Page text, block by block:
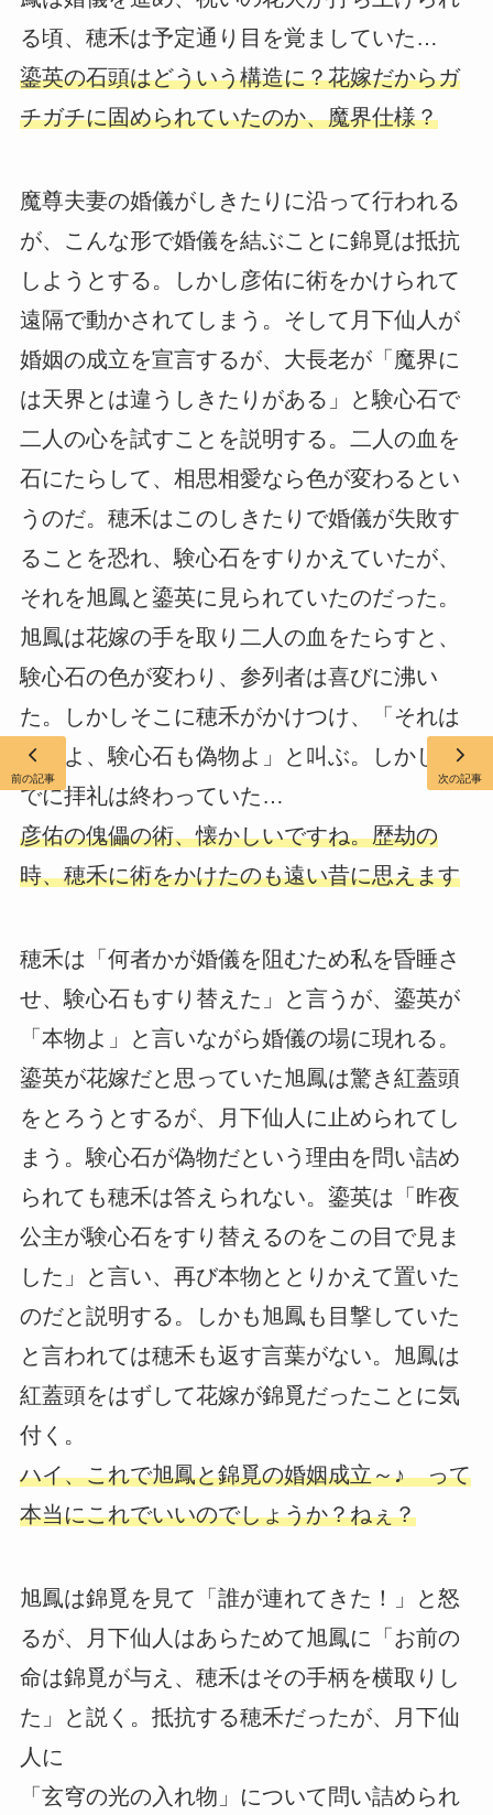
る頃、穂禾は予定通り目を覚ましていた…
鎏英の石頭はどういう構造に？花嫁だからガ
チガチに固められていたのか、魔界仕様？
魔尊夫妻の婚儀がしきたりに沿って行われる
が、こんな形で婚儀を結ぶことに錦覓は抵抗
しようとする。しかし彦佑に術をかけられて
遠隔で動かされてしまう。そして月下仙人が
婚姻の成立を宣言するが、大長老が「魔界に
は天界とは違うしきたりがある」と験心石で
二人の心を試すことを説明する。二人の血を
石にたらして、相思相愛なら色が変わるとい
うのだ。穂禾はこのしきたりで婚儀が失敗す
ることを恐れ、験心石をすりかえていたが、
それを旭鳳と鎏英に見られていたのだった。
旭鳳は花嫁の手を取り二人の血をたらすと、
験心石の色が変わり、参列者は喜びに沸い
た。しかしそこに穂禾がかけつけ、「それは
偽者よ、験心石も偽物よ」と叫ぶ。しかしす
でに拝礼は終わっていた…
彦佑の傀儡の術、懐かしいですね。歴劫の
時、穂禾に術をかけたのも遠い昔に思えます
穂禾は「何者かが婚儀を阻むため私を昏睡さ
せ、験心石もすり替えた」と言うが、鎏英が
「本物よ」と言いながら婚儀の場に現れる。
鎏英が花嫁だと思っていた旭鳳は驚き紅蓋頭
をとろうとするが、月下仙人に止められてし
まう。験心石が偽物だという理由を問い詰め
られても穂禾は答えられない。鎏英は「昨夜
公主が験心石をすり替えるのをこの目で見ま
した」と言い、再び本物ととりかえて置いた
のだと説明する。しかも旭鳳も目撃していた
と言われては穂禾も返す言葉がない。旭鳳は
紅蓋頭をはずして花嫁が錦覓だったことに気
付く。
ハイ、これで旭鳳と錦覓の婚姻成立～♪ って
本当にこれでいいのでしょうか？ねぇ？
旭鳳は錦覓を見て「誰が連れてきた！」と怒
るが、月下仙人はあらためて旭鳳に「お前の
命は錦覓が与え、穂禾はその手柄を横取りし
た」と説く。抵抗する穂禾だったが、月下仙
人に
「玄穹の光の入れ物」について問い詰められ
前の記事 次の記事